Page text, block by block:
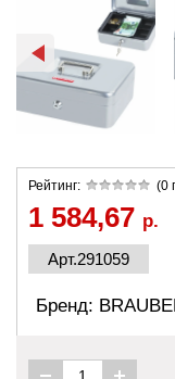
Рейтинг: (0
1 584,67 р.
Арт.291059
Бренд: